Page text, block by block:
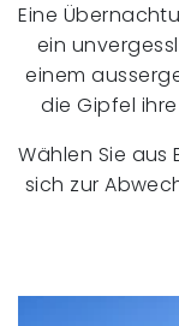
Eine
ein
einem
die Gipfel
Wählen Sie aus
sich zur